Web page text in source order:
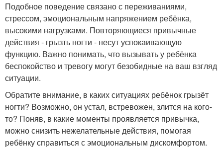
Подобное поведение связано с переживаниями,
стрессом, эмоциональным напряжением ребёнка,
высокими нагрузками. Повторяющиеся привычные
действия - грызть ногти - несут успокаивающую
функцию. Важно понимать, что вызывать у ребёнка
беспокойство и тревогу могут безобидные на ваш взгляд
ситуации.
Обратите внимание, в каких ситуациях ребёнок грызёт
ногти? Возможно, он устал, встревожен, злится на кого-
то? Поняв, в какие моменты проявляется привычка,
можно снизить нежелательные действия, помогая
ребёнку справиться с эмоциональным дискомфортом.